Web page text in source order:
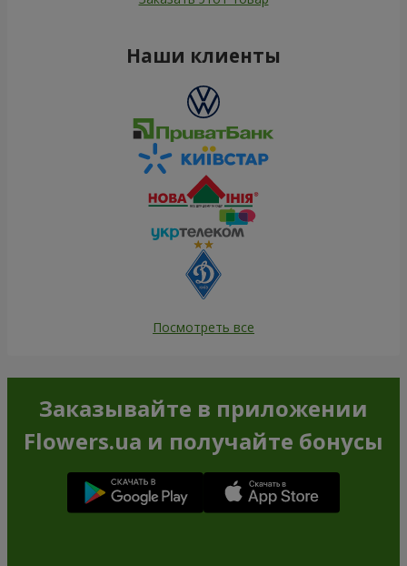
Наши клиенты
Посмотреть все
Заказывайте в приложении
Flowers.ua и получайте бонусы